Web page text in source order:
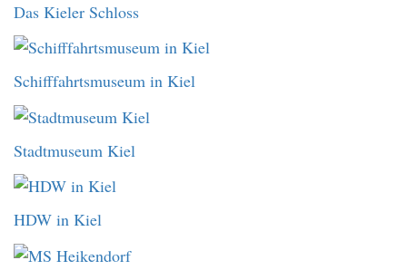
Das Kieler Schloss
Schifffahrtsmuseum in Kiel
Stadtmuseum Kiel
HDW in Kiel